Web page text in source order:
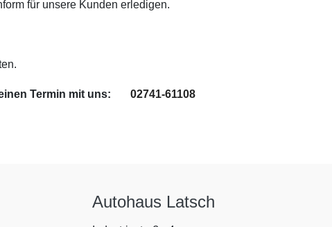
für unsere Kunden erledigen.
Termin mit uns: 02741-61108
Autohaus Latsch